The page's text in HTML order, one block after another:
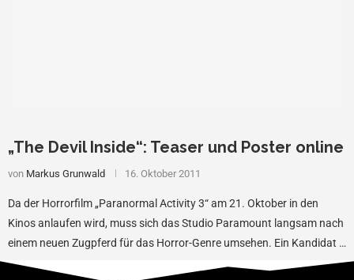
„The Devil Inside“: Teaser und Poster online
von Markus Grunwald 16. Oktober 2011
Da der Horrorfilm „Paranormal Activity 3“ am 21. Oktober in den
Kinos anlaufen wird, muss sich das Studio Paramount langsam nach
einem neuen Zugpferd für das Horror-Genre umsehen. Ein Kandidat …